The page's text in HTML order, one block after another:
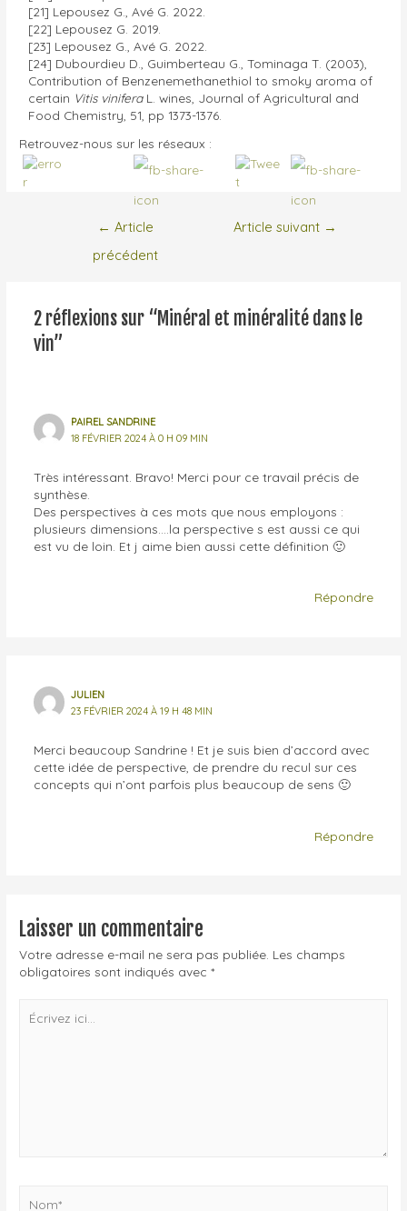
[21] Lepousez G., Avé G. 2022.
[22] Lepousez G. 2019.
[23] Lepousez G., Avé G. 2022.
[24] Dubourdieu D., Guimberteau G., Tominaga T. (2003),
Contribution of Benzenemethanethiol to smoky aroma of
certain Vitis viniferaL. wines, Journal of Agricultural and
Food Chemistry, 51, pp 1373-1376.
Retrouvez-nous sur les réseaux :
← Article
précédent
Article suivant →
2 réflexions sur “Minéral et minéralité dans le
vin”
PAIREL SANDRINE
18 FÉVRIER 2024 À 0 H 09 MIN
Très intéressant. Bravo! Merci pour ce travail précis de
synthèse.
Des perspectives à ces mots que nous employons :
plusieurs dimensions….la perspective s est aussi ce qui
est vu de loin. Et j aime bien aussi cette définition 🙂
Répondre
JULIEN
23 FÉVRIER 2024 À 19 H 48 MIN
Merci beaucoup Sandrine ! Et je suis bien d’accord avec
cette idée de perspective, de prendre du recul sur ces
concepts qui n’ont parfois plus beaucoup de sens 🙂
Répondre
Laisser un commentaire
Votre adresse e-mail ne sera pas publiée. Les champs
obligatoires sont indiqués avec*